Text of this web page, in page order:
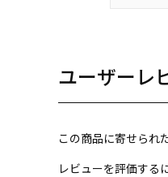
ユーザーレ
この商品に寄せられ
レビューを評価する